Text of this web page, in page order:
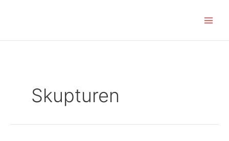
Skupturen